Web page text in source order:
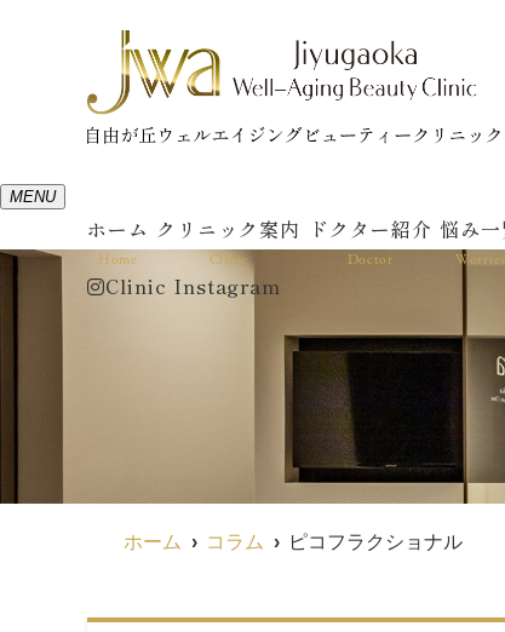
MENU
ホーム
Home
クリニック案内
Clinic
ドクター紹介
Doctor
悩み一
Worries
Clinic Instagram
ホーム コラム ピコフラクショナル